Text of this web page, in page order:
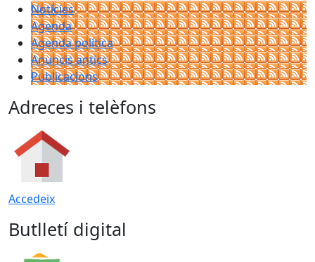
Notícies
Agenda
Agenda política
Anuncis antics
Publicacions
Adreces i telèfons
Accedeix
Butlletí digital